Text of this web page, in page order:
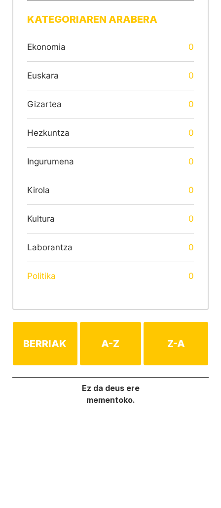
KATEGORIAREN ARABERA
Ekonomia 0
Euskara 0
Gizartea 0
Hezkuntza 0
Ingurumena 0
Kirola 0
Kultura 0
Laborantza 0
Politika 0
BERRIAK A-Z Z-A
Ez da deus ere
mementoko.